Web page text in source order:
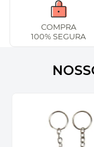
COMPRA
100% SEGURA